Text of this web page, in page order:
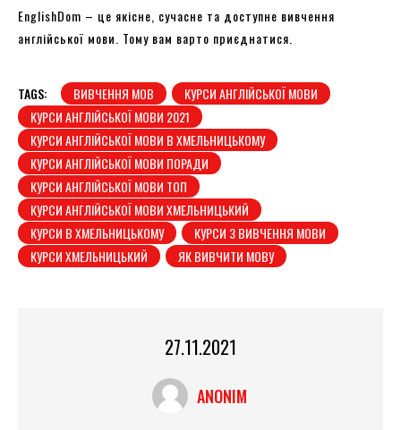
EnglishDom – це якісне, сучасне та доступне вивчення
англійської мови. Тому вам варто приєднатися.
TAGS: ВИВЧЕННЯ МОВ
КУРСИ АНГЛІЙСЬКОЇ МОВИ
КУРСИ АНГЛІЙСЬКОЇ МОВИ 2021
КУРСИ АНГЛІЙСЬКОЇ МОВИ В ХМЕЛЬНИЦЬКОМУ
КУРСИ АНГЛІЙСЬКОЇ МОВИ ПОРАДИ
КУРСИ АНГЛІЙСЬКОЇ МОВИ ТОП
КУРСИ АНГЛІЙСЬКОЇ МОВИ ХМЕЛЬНИЦЬКИЙ
КУРСИ В ХМЕЛЬНИЦЬКОМУ
КУРСИ З ВИВЧЕННЯ МОВИ
КУРСИ ХМЕЛЬНИЦЬКИЙ
ЯК ВИВЧИТИ МОВУ
27.11.2021
ANONIM